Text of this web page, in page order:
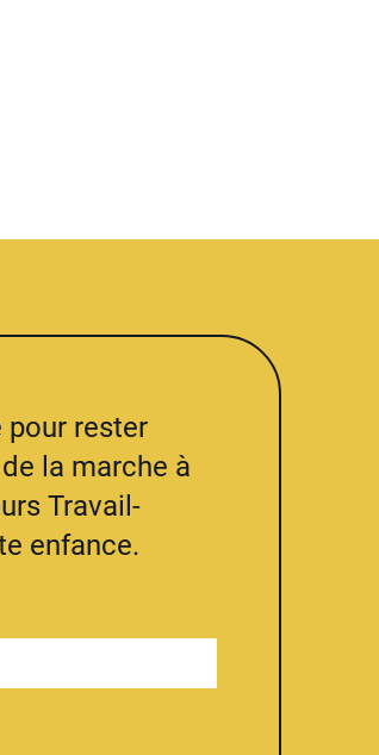
pour rester
la marche à
Travail-
enfance.